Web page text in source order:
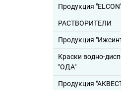
Продукция
РАСТВОРИТЕЛИ
Продукция
Краски водно-
"ОДА"
Продукция